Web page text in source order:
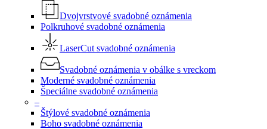
Dvojvrstvové svadobné oznámenia
Polkruhové svadobné oznámenia
LaserCut svadobné oznámenia
Svadobné oznámenia v obálke s vreckom
Moderné svadobné oznámenia
Špeciálne svadobné oznámenia
–
Štýlové svadobné oznámenia
Boho svadobné oznámenia